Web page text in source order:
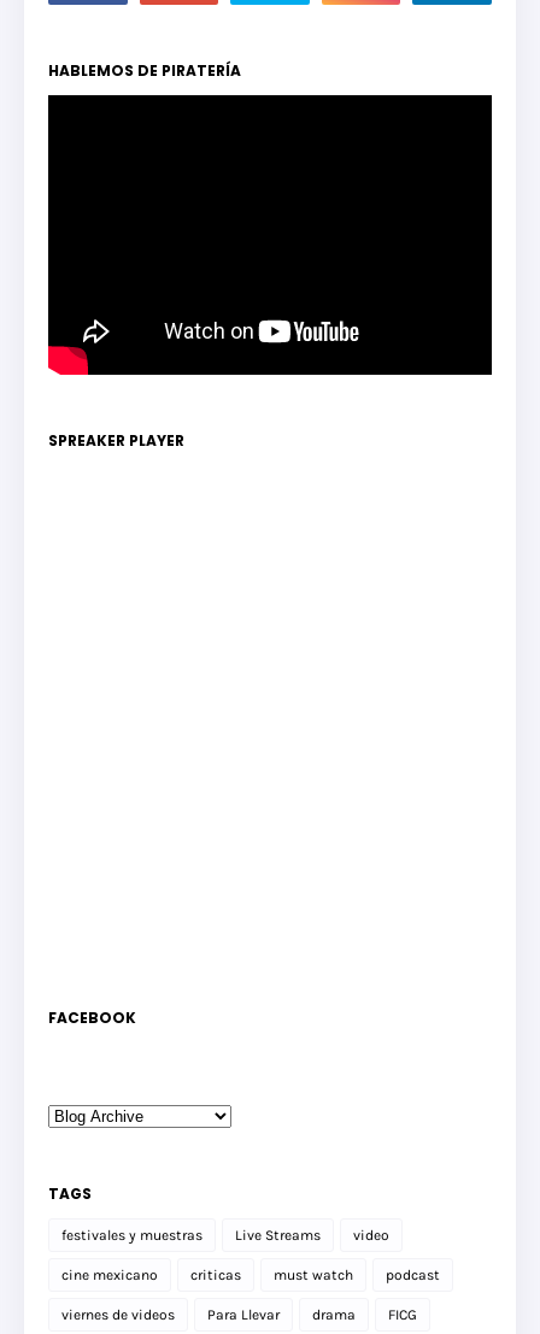
HABLEMOS DE PIRATERÍA
SPREAKER PLAYER
FACEBOOK
TAGS
festivales y muestras Live Streams video
cine mexicano criticas must watch podcast
viernes de videos Para Llevar drama FICG